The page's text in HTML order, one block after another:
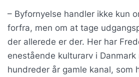
– Byfornyelse handler ikke kun
forfra, men om at tage
der allerede er der. Her har
enestående kulturarv i
hundreder år gamle kanal, som